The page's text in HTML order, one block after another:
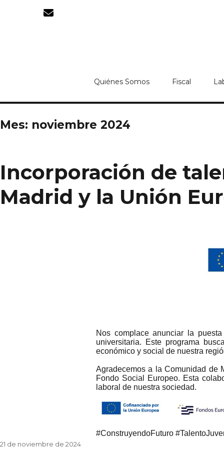
Quiénes Somos Fiscal
Mes: noviembre 2024
Incorporación de
Madrid y la Unión
Nos complace anunciar la
universitaria. Este programa
económico y social de nuestra
Agradecemos a la Comunidad de
Fondo Social Europeo. Esta
laboral de nuestra sociedad.
#ConstruyendoFuturo
Posted
21 de noviembre de 2024